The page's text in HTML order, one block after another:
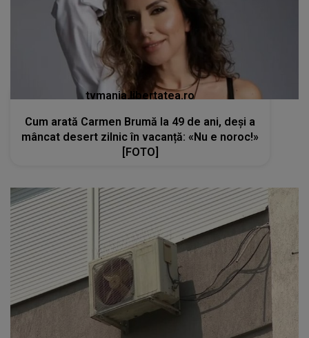
tvmania.libertatea.ro
Cum arată Carmen Brumă la 49 de ani, deși a
mâncat desert zilnic în vacanță: «Nu e noroc!»
[FOTO]